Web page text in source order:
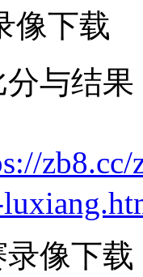
像下载
与结果
录像下载